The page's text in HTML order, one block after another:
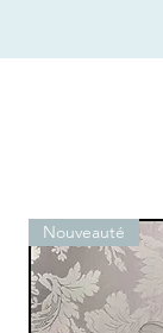
Nouveauté